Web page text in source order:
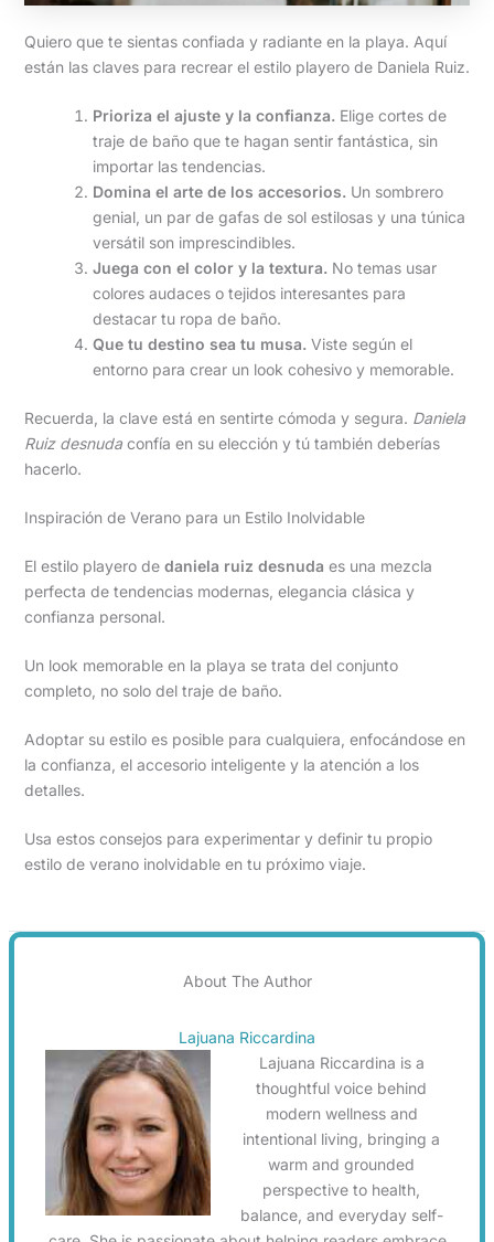
Quiero que te sientas confiada y radiante en la playa. Aquí
están las claves para recrear el estilo playero de Daniela Ruiz.
Prioriza el ajuste y la confianza. Elige cortes de
traje de baño que te hagan sentir fantástica, sin
importar las tendencias.
Domina el arte de los accesorios. Un sombrero
genial, un par de gafas de sol estilosas y una túnica
versátil son imprescindibles.
Juega con el color y la textura. No temas usar
colores audaces o tejidos interesantes para
destacar tu ropa de baño.
Que tu destino sea tu musa. Viste según el
entorno para crear un look cohesivo y memorable.
Recuerda, la clave está en sentirte cómoda y segura. Daniela
Ruiz desnudaconfía en su elección y tú también deberías
hacerlo.
Inspiración de Verano para un Estilo Inolvidable
El estilo playero de daniela ruiz desnuda es una mezcla
perfecta de tendencias modernas, elegancia clásica y
confianza personal.
Un look memorable en la playa se trata del conjunto
completo, no solo del traje de baño.
Adoptar su estilo es posible para cualquiera, enfocándose en
la confianza, el accesorio inteligente y la atención a los
detalles.
Usa estos consejos para experimentar y definir tu propio
estilo de verano inolvidable en tu próximo viaje.
About The Author
Lajuana Riccardina
Lajuana Riccardina is a
thoughtful voice behind
modern wellness and
intentional living, bringing a
warm and grounded
perspective to health,
balance, and everyday self-